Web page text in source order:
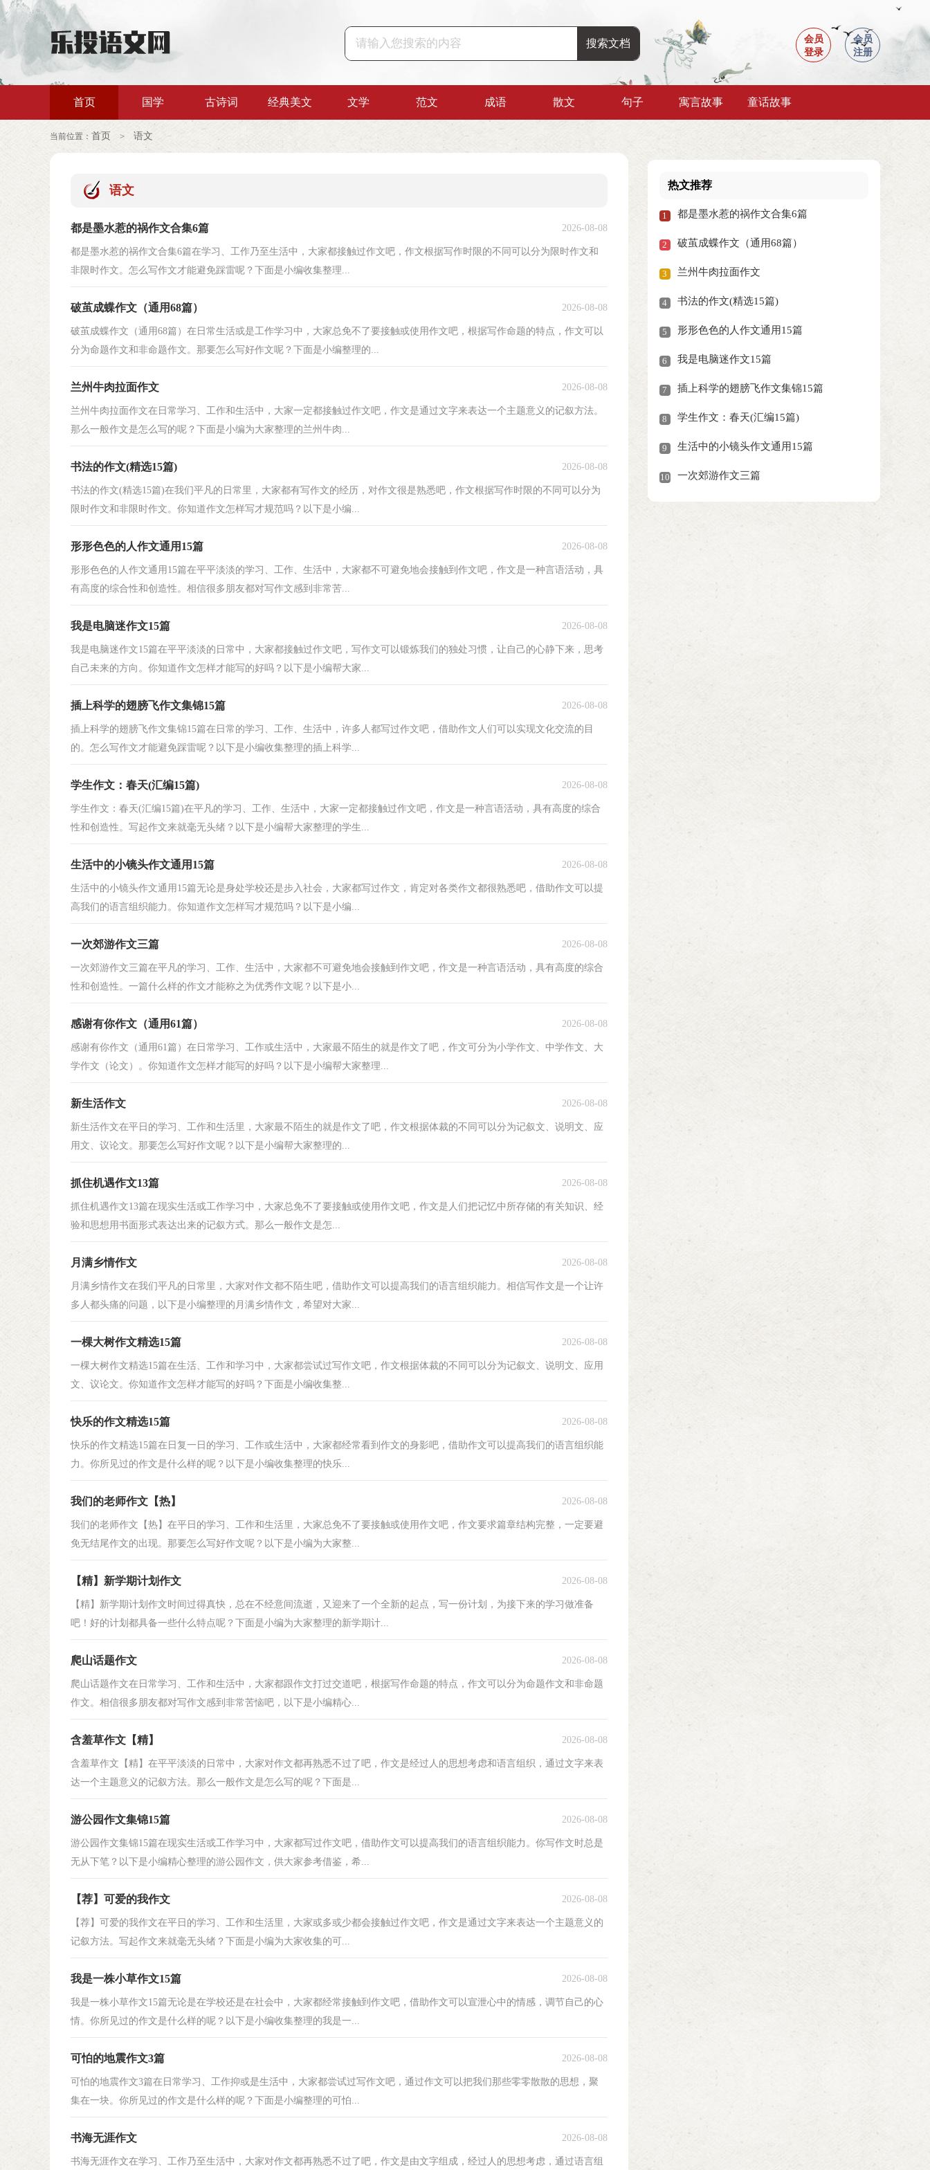
会员
登录
会员
注册
首页 国学 古诗词 经典美文 文学 范文 成语 散文 句子 寓言故事 童话故事
当前位置： 首页 > 语文
语文
都是墨水惹的祸作文合集6篇 2026-08-08
都是墨水惹的祸作文合集6篇在学习、工作乃至生活中，大家都接触过作文吧，作文根据写作时限的不同可以分为限时作文和
非限时作文。怎么写作文才能避免踩雷呢？下面是小编收集整理...
破茧成蝶作文（通用68篇） 2026-08-08
破茧成蝶作文（通用68篇）在日常生活或是工作学习中，大家总免不了要接触或使用作文吧，根据写作命题的特点，作文可以
分为命题作文和非命题作文。那要怎么写好作文呢？下面是小编整理的...
兰州牛肉拉面作文 2026-08-08
兰州牛肉拉面作文在日常学习、工作和生活中，大家一定都接触过作文吧，作文是通过文字来表达一个主题意义的记叙方法。
那么一般作文是怎么写的呢？下面是小编为大家整理的兰州牛肉...
书法的作文(精选15篇) 2026-08-08
书法的作文(精选15篇)在我们平凡的日常里，大家都有写作文的经历，对作文很是熟悉吧，作文根据写作时限的不同可以分为
限时作文和非限时作文。你知道作文怎样写才规范吗？以下是小编...
形形色色的人作文通用15篇 2026-08-08
形形色色的人作文通用15篇在平平淡淡的学习、工作、生活中，大家都不可避免地会接触到作文吧，作文是一种言语活动，具
有高度的综合性和创造性。相信很多朋友都对写作文感到非常苦...
我是电脑迷作文15篇 2026-08-08
我是电脑迷作文15篇在平平淡淡的日常中，大家都接触过作文吧，写作文可以锻炼我们的独处习惯，让自己的心静下来，思考
自己未来的方向。你知道作文怎样才能写的好吗？以下是小编帮大家...
插上科学的翅膀飞作文集锦15篇 2026-08-08
插上科学的翅膀飞作文集锦15篇在日常的学习、工作、生活中，许多人都写过作文吧，借助作文人们可以实现文化交流的目
的。怎么写作文才能避免踩雷呢？以下是小编收集整理的插上科学...
学生作文：春天(汇编15篇) 2026-08-08
学生作文：春天(汇编15篇)在平凡的学习、工作、生活中，大家一定都接触过作文吧，作文是一种言语活动，具有高度的综合
性和创造性。写起作文来就毫无头绪？以下是小编帮大家整理的学生...
生活中的小镜头作文通用15篇 2026-08-08
生活中的小镜头作文通用15篇无论是身处学校还是步入社会，大家都写过作文，肯定对各类作文都很熟悉吧，借助作文可以提
高我们的语言组织能力。你知道作文怎样写才规范吗？以下是小编...
一次郊游作文三篇 2026-08-08
一次郊游作文三篇在平凡的学习、工作、生活中，大家都不可避免地会接触到作文吧，作文是一种言语活动，具有高度的综合
性和创造性。一篇什么样的作文才能称之为优秀作文呢？以下是小...
感谢有你作文（通用61篇） 2026-08-08
感谢有你作文（通用61篇）在日常学习、工作或生活中，大家最不陌生的就是作文了吧，作文可分为小学作文、中学作文、大
学作文（论文）。你知道作文怎样才能写的好吗？以下是小编帮大家整理...
新生活作文 2026-08-08
新生活作文在平日的学习、工作和生活里，大家最不陌生的就是作文了吧，作文根据体裁的不同可以分为记叙文、说明文、应
用文、议论文。那要怎么写好作文呢？以下是小编帮大家整理的...
抓住机遇作文13篇 2026-08-08
抓住机遇作文13篇在现实生活或工作学习中，大家总免不了要接触或使用作文吧，作文是人们把记忆中所存储的有关知识、经
验和思想用书面形式表达出来的记叙方式。那么一般作文是怎...
月满乡情作文 2026-08-08
月满乡情作文在我们平凡的日常里，大家对作文都不陌生吧，借助作文可以提高我们的语言组织能力。相信写作文是一个让许
多人都头痛的问题，以下是小编整理的月满乡情作文，希望对大家...
一棵大树作文精选15篇 2026-08-08
一棵大树作文精选15篇在生活、工作和学习中，大家都尝试过写作文吧，作文根据体裁的不同可以分为记叙文、说明文、应用
文、议论文。你知道作文怎样才能写的好吗？下面是小编收集整...
快乐的作文精选15篇 2026-08-08
快乐的作文精选15篇在日复一日的学习、工作或生活中，大家都经常看到作文的身影吧，借助作文可以提高我们的语言组织能
力。你所见过的作文是什么样的呢？以下是小编收集整理的快乐...
我们的老师作文【热】 2026-08-08
我们的老师作文【热】在平日的学习、工作和生活里，大家总免不了要接触或使用作文吧，作文要求篇章结构完整，一定要避
免无结尾作文的出现。那要怎么写好作文呢？以下是小编为大家整...
【精】新学期计划作文 2026-08-08
【精】新学期计划作文时间过得真快，总在不经意间流逝，又迎来了一个全新的起点，写一份计划，为接下来的学习做准备
吧！好的计划都具备一些什么特点呢？下面是小编为大家整理的新学期计...
爬山话题作文 2026-08-08
爬山话题作文在日常学习、工作和生活中，大家都跟作文打过交道吧，根据写作命题的特点，作文可以分为命题作文和非命题
作文。相信很多朋友都对写作文感到非常苦恼吧，以下是小编精心...
含羞草作文【精】 2026-08-08
含羞草作文【精】在平平淡淡的日常中，大家对作文都再熟悉不过了吧，作文是经过人的思想考虑和语言组织，通过文字来表
达一个主题意义的记叙方法。那么一般作文是怎么写的呢？下面是...
游公园作文集锦15篇 2026-08-08
游公园作文集锦15篇在现实生活或工作学习中，大家都写过作文吧，借助作文可以提高我们的语言组织能力。你写作文时总是
无从下笔？以下是小编精心整理的游公园作文，供大家参考借鉴，希...
【荐】可爱的我作文 2026-08-08
【荐】可爱的我作文在平日的学习、工作和生活里，大家或多或少都会接触过作文吧，作文是通过文字来表达一个主题意义的
记叙方法。写起作文来就毫无头绪？下面是小编为大家收集的可...
我是一株小草作文15篇 2026-08-08
我是一株小草作文15篇无论是在学校还是在社会中，大家都经常接触到作文吧，借助作文可以宣泄心中的情感，调节自己的心
情。你所见过的作文是什么样的呢？以下是小编收集整理的我是一...
可怕的地震作文3篇 2026-08-08
可怕的地震作文3篇在日常学习、工作抑或是生活中，大家都尝试过写作文吧，通过作文可以把我们那些零零散散的思想，聚
集在一块。你所见过的作文是什么样的呢？下面是小编整理的可怕...
书海无涯作文 2026-08-08
书海无涯作文在学习、工作乃至生活中，大家对作文都再熟悉不过了吧，作文是由文字组成，经过人的思想考虑，通过语言组
热文推荐
1 都是墨水惹的祸作文合集6篇
2 破茧成蝶作文（通用68篇）
3 兰州牛肉拉面作文
4 书法的作文(精选15篇)
5 形形色色的人作文通用15篇
6 我是电脑迷作文15篇
7 插上科学的翅膀飞作文集锦15篇
8 学生作文：春天(汇编15篇)
9 生活中的小镜头作文通用15篇
10 一次郊游作文三篇